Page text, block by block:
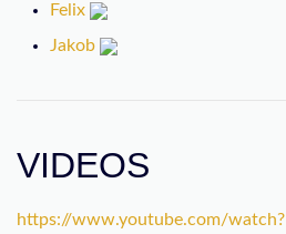
Felix
Jakob
VIDEOS
https://www.youtube.com/watch?